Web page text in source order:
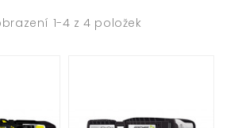
1-4 z 4 položek